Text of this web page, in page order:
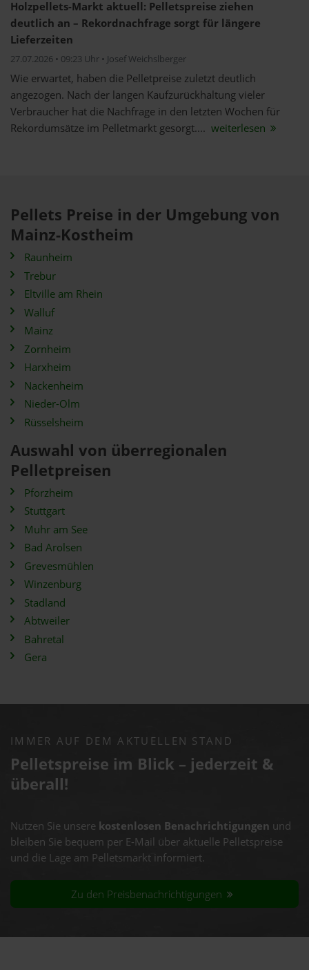
Holzpellets-Markt aktuell: Pelletspreise ziehen
deutlich an – Rekordnachfrage sorgt für längere
Lieferzeiten
27.07.2026 • 09:23 Uhr • Josef Weichslberger
Wie erwartet, haben die Pelletpreise zuletzt deutlich
angezogen. Nach der langen Kaufzurückhaltung vieler
Verbraucher hat die Nachfrage in den letzten Wochen für
Rekordumsätze im Pelletmarkt gesorgt.... weiterlesen
Pellets Preise in der Umgebung von
Mainz-Kostheim
Raunheim
Trebur
Eltville am Rhein
Walluf
Mainz
Zornheim
Harxheim
Nackenheim
Nieder-Olm
Rüsselsheim
Auswahl von überregionalen
Pelletpreisen
Pforzheim
Stuttgart
Muhr am See
Bad Arolsen
Grevesmühlen
Winzenburg
Stadland
Abtweiler
Bahretal
Gera
IMMER AUF DEM AKTUELLEN STAND
Pelletspreise im Blick – jederzeit &
überall!
Nutzen Sie unsere kostenlosen Benachrichtigungen und
bleiben Sie bequem per E-Mail über aktuelle Pelletspreise
und die Lage am Pelletsmarkt informiert.
Zu den Preisbenachrichtigungen